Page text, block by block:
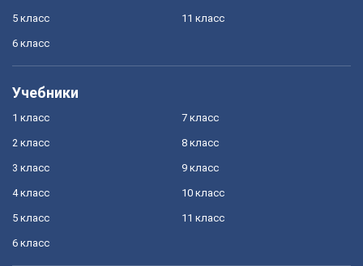
5 класс
6 класс
11 класс
Учебники
1 класс
2 класс
3 класс
4 класс
5 класс
6 класс
7 класс
8 класс
9 класс
10 класс
11 класс